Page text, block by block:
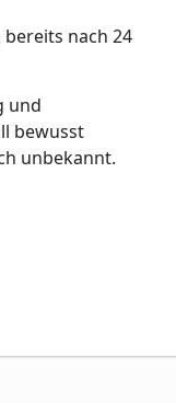
nach 24
und
bewusst
unbekannt.